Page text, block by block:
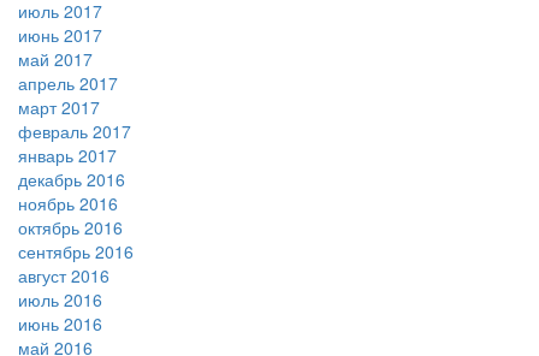
июль 2017
июнь 2017
май 2017
апрель 2017
март 2017
февраль 2017
январь 2017
декабрь 2016
ноябрь 2016
октябрь 2016
сентябрь 2016
август 2016
июль 2016
июнь 2016
май 2016